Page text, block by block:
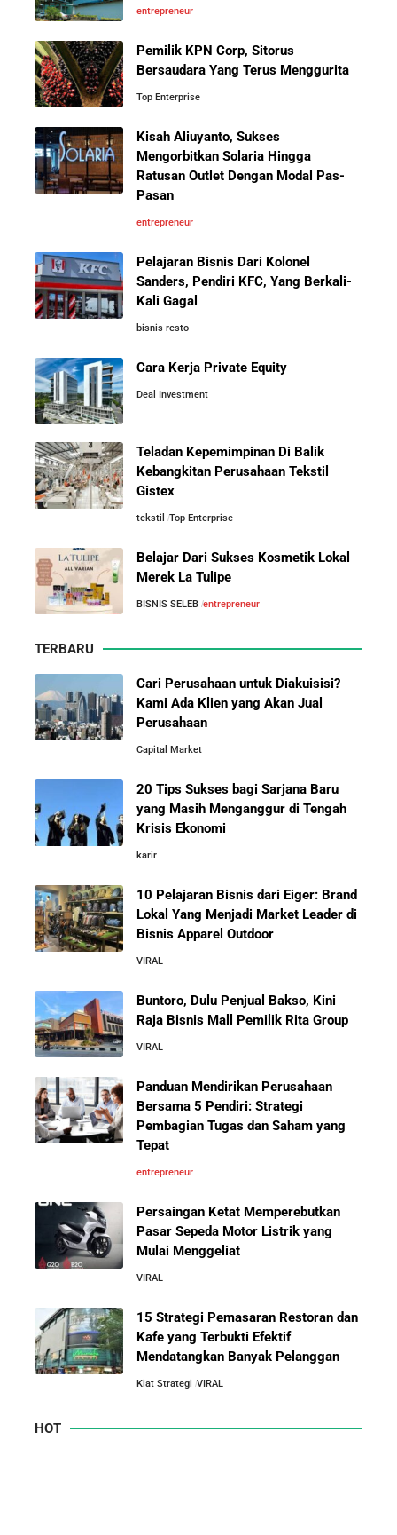
entrepreneur
Pemilik KPN Corp, Sitorus
Bersaudara Yang Terus Menggurita
Top Enterprise
Kisah Aliuyanto, Sukses
Mengorbitkan Solaria Hingga
Ratusan Outlet Dengan Modal Pas-
Pasan
entrepreneur
Pelajaran Bisnis Dari Kolonel
Sanders, Pendiri KFC, Yang Berkali-
Kali Gagal
bisnis resto
Cara Kerja Private Equity
Deal Investment
Teladan Kepemimpinan Di Balik
Kebangkitan Perusahaan Tekstil
Gistex
tekstil Top Enterprise
Belajar Dari Sukses Kosmetik Lokal
Merek La Tulipe
BISNIS SELEB entrepreneur
TERBARU
Cari Perusahaan untuk Diakuisisi?
Kami Ada Klien yang Akan Jual
Perusahaan
Capital Market
20 Tips Sukses bagi Sarjana Baru
yang Masih Menganggur di Tengah
Krisis Ekonomi
karir
10 Pelajaran Bisnis dari Eiger: Brand
Lokal Yang Menjadi Market Leader di
Bisnis Apparel Outdoor
VIRAL
Buntoro, Dulu Penjual Bakso, Kini
Raja Bisnis Mall Pemilik Rita Group
VIRAL
Panduan Mendirikan Perusahaan
Bersama 5 Pendiri: Strategi
Pembagian Tugas dan Saham yang
Tepat
entrepreneur
Persaingan Ketat Memperebutkan
Pasar Sepeda Motor Listrik yang
Mulai Menggeliat
VIRAL
15 Strategi Pemasaran Restoran dan
Kafe yang Terbukti Efektif
Mendatangkan Banyak Pelanggan
Kiat Strategi VIRAL
HOT